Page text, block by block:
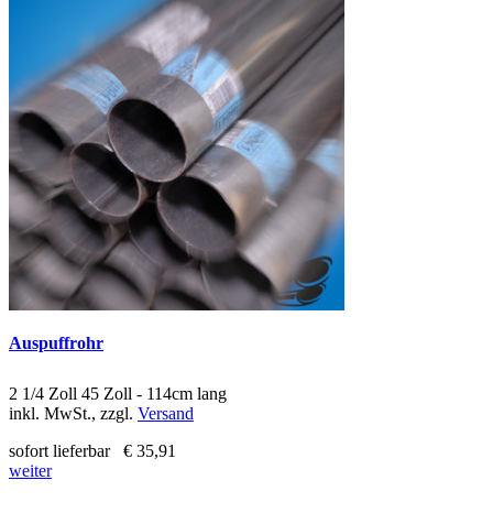
Auspuffrohr
2 1/4 Zoll 45 Zoll - 114cm lang
inkl. MwSt., zzgl. Versand
sofort lieferbar
€ 35,91
weiter